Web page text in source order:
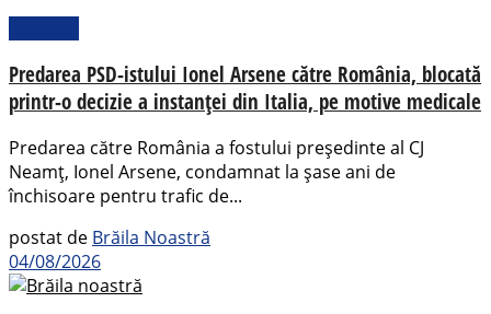
Predarea PSD-istului Ionel Arsene către România, blocată
printr-o decizie a instanței din Italia, pe motive medicale
Predarea către România a fostului președinte al CJ
Neamț, Ionel Arsene, condamnat la șase ani de
închisoare pentru trafic de...
postat de Brăila Noastră
04/08/2026